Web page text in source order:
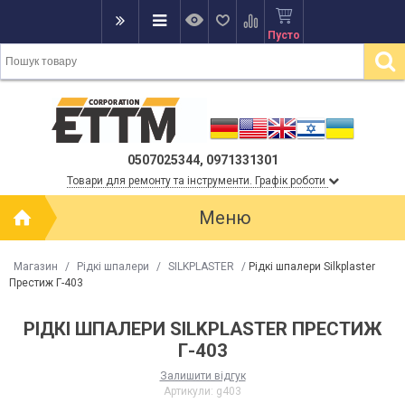
Пусто
0507025344, 0971331301
Товари для ремонту та інструменти. Графік роботи
Меню
Магазин / Рідкі шпалери / SILKPLASTER / Рідкі шпалери Silkplaster
Престиж Г-403
РІДКІ ШПАЛЕРИ SILKPLASTER ПРЕСТИЖ
Г-403
Залишити відгук
Артикули: g403